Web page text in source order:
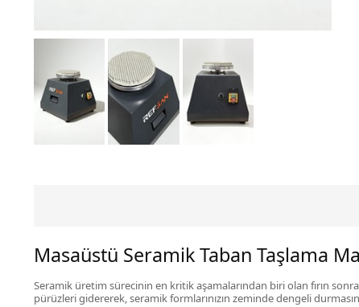
Masaüstü Seramik Taban Taşlama
Seramik üretim sürecinin en kritik aşamalarından biri olan fırın
pürüzleri gidererek, seramik formlarınızın zeminde dengeli